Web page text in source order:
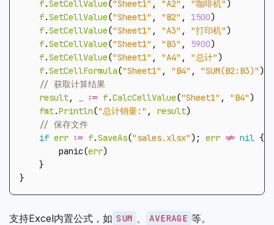
f.SetCellValue("Sheet1" , "A2" , "咖啡机" )
f.SetCellValue("Sheet1" , "B2" , 1500)
f.SetCellValue("Sheet1" , "A3" , "打印机")
f.SetCellValue("Sheet1" , "B3" , 5900)
f.SetCellValue("Sheet1" , "A4" , "总计")
f.SetCellFormula("Sheet1" , "B4" , "SUM(B2:B3)")
result, := f.CalcCellValue("Sheet1" , "B4")
fmt.Println("总计销量:" , result)
if err := f.SaveAs("sales.xlsx"); err != nil {
panic(err)
}
}
支持Excel内置公式，如 SUM AVERAGE 等。